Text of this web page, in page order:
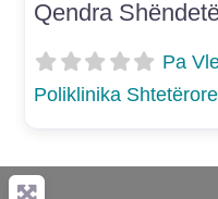
Pa
Poliklinika Shtetërore